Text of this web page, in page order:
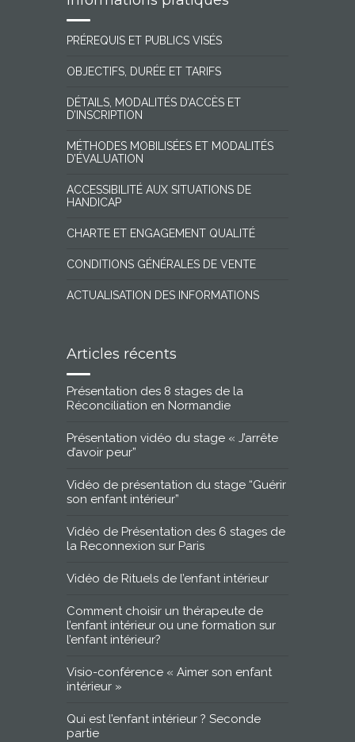
PRÉREQUIS ET PUBLICS VISÉS
OBJECTIFS, DURÉE ET TARIFS
DÉTAILS, MODALITÉS D’ACCÈS ET
D’INSCRIPTION
MÉTHODES MOBILISÉES ET MODALITÉS
D’ÉVALUATION
ACCESSIBILITÉ AUX SITUATIONS DE
HANDICAP
CHARTE ET ENGAGEMENT QUALITÉ
CONDITIONS GÉNÉRALES DE VENTE
ACTUALISATION DES INFORMATIONS
Articles récents
Présentation des 8 stages de la
Réconciliation en Normandie
Présentation vidéo du stage « J’arrête
d’avoir peur”
Vidéo de présentation du stage “Guérir
son enfant intérieur”
Vidéo de Présentation des 6 stages de
la Reconnexion sur Paris
Vidéo de Rituels de l’enfant intérieur
Comment choisir un thérapeute de
l’enfant intérieur ou une formation sur
l’enfant intérieur?
Visio-conférence « Aimer son enfant
intérieur »
Qui est l’enfant intérieur ? Seconde
partie